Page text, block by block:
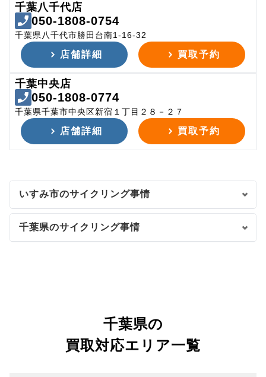
千葉八千代店
050-1808-0754
千葉県八千代市勝田台南1-16-32
店舗詳細 買取予約
千葉中央店
050-1808-0774
千葉県千葉市中央区新宿１丁目２８－２７
店舗詳細 買取予約
いすみ市のサイクリング事情
千葉県のサイクリング事情
千葉県の
買取対応エリア一覧